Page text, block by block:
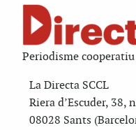
Periodisme
La Directa SCCL
Riera d’Escuder, 38,
08028 Sants